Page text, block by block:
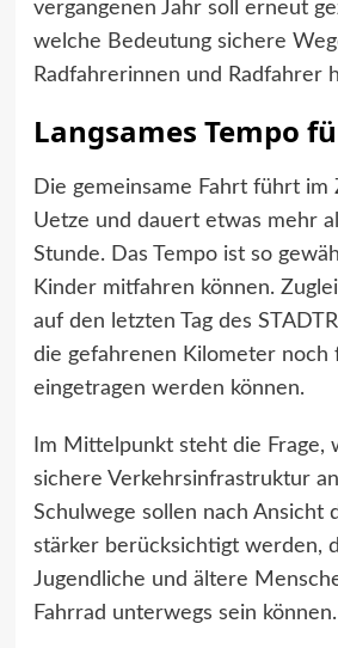
vergangenen Jahr soll erneut
welche Bedeutung sichere
Radfahrerinnen und Radfahrer
Langsames Tempo
Die gemeinsame Fahrt führt im
Uetze und dauert etwas mehr
Stunde. Das Tempo ist so
Kinder mitfahren können.
auf den letzten Tag des
die gefahrenen Kilometer noch
eingetragen werden können.
Im Mittelpunkt steht die Frage,
sichere Verkehrsinfrastruktur
Schulwege sollen nach Ansicht
stärker berücksichtigt werden,
Jugendliche und ältere
Fahrrad unterwegs sein können.